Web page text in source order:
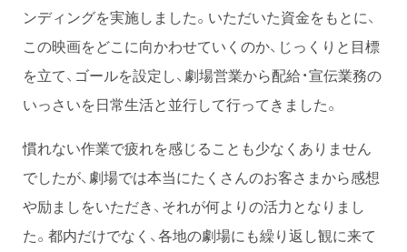
ンディングを実施しました。いただいた資金をもとに、
この映画をどこに向かわせていくのか、じっくりと目標
を立て、ゴールを設定し、劇場営業から配給・宣伝業務の
いっさいを日常生活と並行して行ってきました。
慣れない作業で疲れを感じることも少なくありません
でしたが、劇場では本当にたくさんのお客さまから感想
や励ましをいただき、それが何よりの活力となりまし
た。都内だけでなく、各地の劇場にも繰り返し観に来て